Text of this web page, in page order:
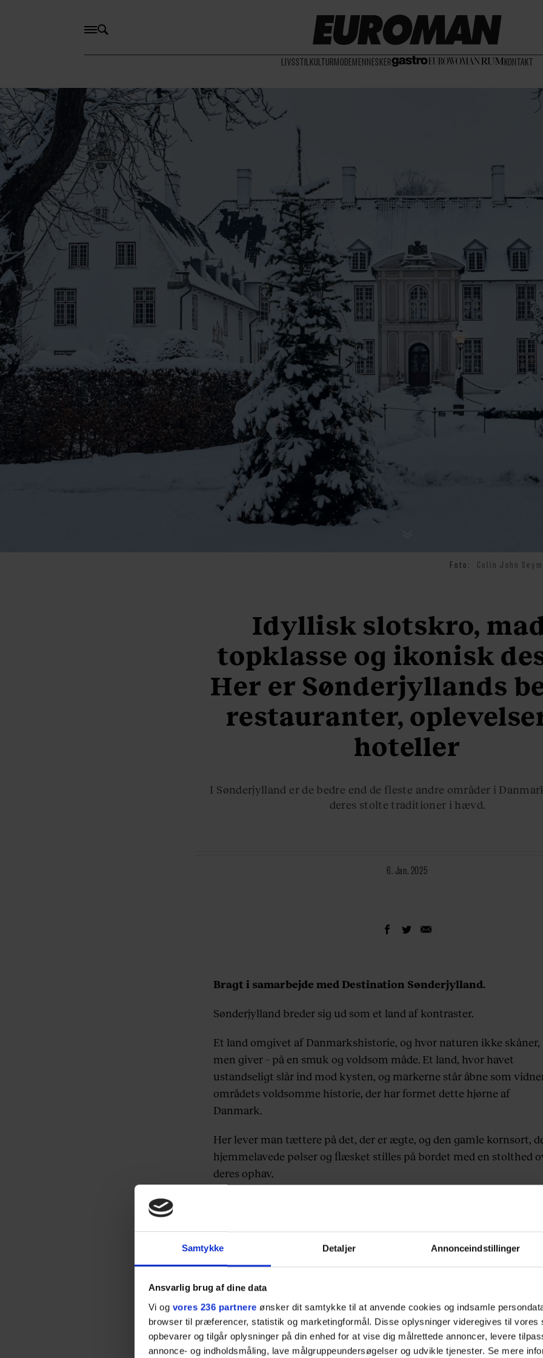
Samtykke Detaljer Annonceindstillinger
Ansvarlig brug af dine data
Vi og vores 236 partnere ønsker dit samtykke til at anvende cookies og indsamle
browser til præferencer, statistik og marketingformål. Disse oplysninger videregives til vores
opbevarer og tilgår oplysninger på din enhed for at vise dig målrettede annoncer, levere
annonce- og indholdsmåling, lave målgruppeundersøgelser og udvikle tjenester. Se mere
LIVSSTIL KULTURMODEMENNESKER KONTAKT
Foto: Colin John
Idyllisk slotskro,
topklasse og ikonisk
Her er Sønderjyllands
restauranter,
hoteller
I Sønderjylland er de bedre end de fleste andre områder i
deres stolte traditioner i hævd.
6. Jan. 2025
Bragt i samarbejde med Destination Sønderjylland.
Sønderjylland breder sig ud som et land af kontraster.
Et land omgivet af Danmarkshistorie, og hvor naturen ikke skåner,
men giver – på en smuk og voldsom måde. Et land, hvor havet
ustandseligt slår ind mod kysten, og markerne står åbne som
områdets voldsomme historie, der har formet dette hjørne af
Danmark.
Her lever man tættere på det, der er ægte, og den gamle kornsort,
hjemmelavede pølser og flæsket stilles på bordet med en stolthed
deres ophav.
Men der er også plads til udvikling. Et glimrende bevis på dette er
restauranten Syttende i det mondæne Hotel Alsik. Her laver man
med udgangspunkt i det sønderjyske terroir, og man gør det så
eneste stjerne – og der skal nok komme flere.
Men i Sønderjylland går man ikke rundt og kigger på klokken.